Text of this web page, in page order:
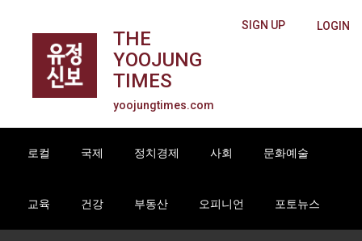
LOGIN
SIGN UP
THE
YOOJUNG
TIMES
yoojungtimes.com
로컬 국제 정치경제 사회 문화예술
교육 건강 부동산 오피니언 포토뉴스